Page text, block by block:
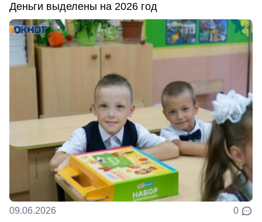
Деньги выделены на 2026 год
09.06.2026 0